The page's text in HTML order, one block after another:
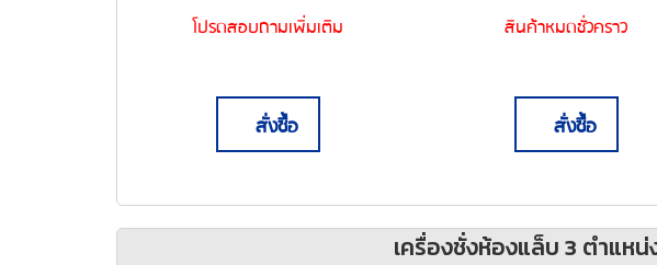
โปรดสอบถามเพิ่มเติม
สั่งซื้อ
สินค้าหมดชั่วคราว
สั่งซื้อ
เครื่องชั่งห้องแล็บ 3 ตำแห